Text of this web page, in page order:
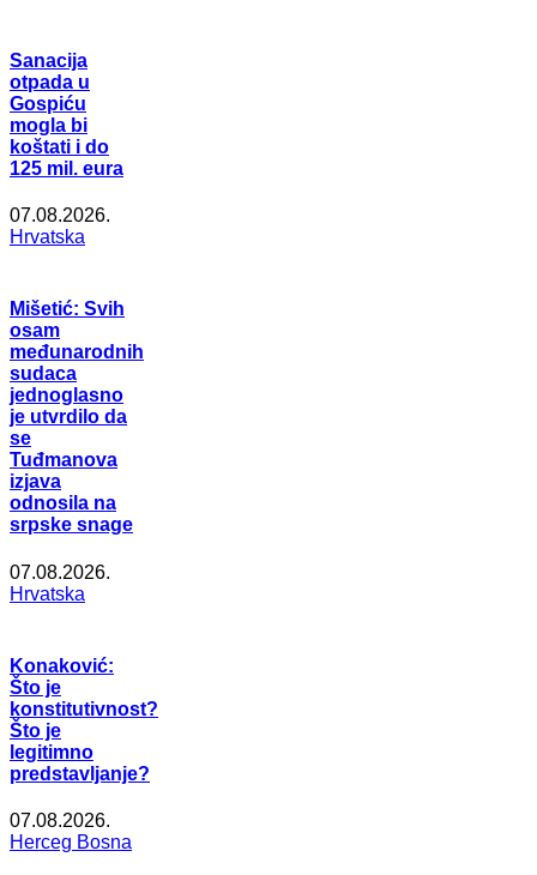
Sanacija
otpada u
Gospiću
mogla bi
koštati i do
125 mil. eura
07.08.2026.
Hrvatska
Mišetić: Svih
osam
međunarodnih
sudaca
jednoglasno
je utvrdilo da
se
Tuđmanova
izjava
odnosila na
srpske snage
07.08.2026.
Hrvatska
Konaković:
Što je
konstitutivnost?
Što je
legitimno
predstavljanje?
07.08.2026.
Herceg Bosna